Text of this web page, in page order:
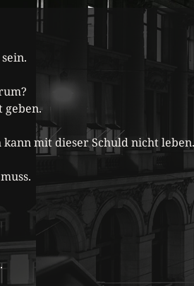
geben.
mit dieser Schuld nicht leben.